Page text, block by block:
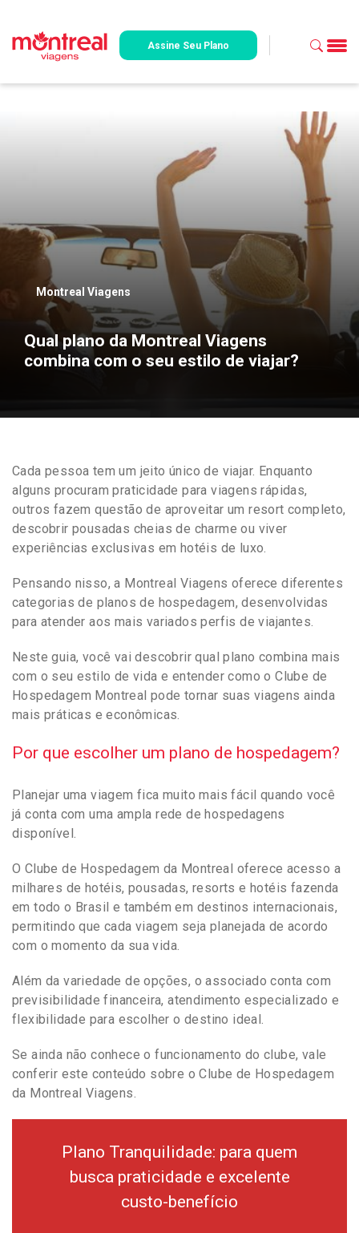
Assine Seu Plano
Montreal Viagens
Qual plano da Montreal Viagens
combina com o seu estilo de viajar?
Cada pessoa tem um jeito único de viajar. Enquanto
alguns procuram praticidade para viagens rápidas,
outros fazem questão de aproveitar um resort completo,
descobrir pousadas cheias de charme ou viver
experiências exclusivas em hotéis de luxo.
Pensando nisso, a Montreal Viagens oferece diferentes
categorias de planos de hospedagem, desenvolvidas
para atender aos mais variados perfis de viajantes.
Neste guia, você vai descobrir qual plano combina mais
com o seu estilo de vida e entender como o Clube de
Hospedagem Montreal pode tornar suas viagens ainda
mais práticas e econômicas.
Por que escolher um plano de hospedagem?
Planejar uma viagem fica muito mais fácil quando você
já conta com uma ampla rede de hospedagens
disponível.
O Clube de Hospedagem da Montreal oferece acesso a
milhares de hotéis, pousadas, resorts e hotéis fazenda
em todo o Brasil e também em destinos internacionais,
permitindo que cada viagem seja planejada de acordo
com o momento da sua vida.
Além da variedade de opções, o associado conta com
previsibilidade financeira, atendimento especializado e
flexibilidade para escolher o destino ideal.
Se ainda não conhece o funcionamento do clube, vale
conferir este conteúdo sobre o Clube de Hospedagem
da Montreal Viagens.
Plano Tranquilidade: para quem
busca praticidade e excelente
custo-benefício